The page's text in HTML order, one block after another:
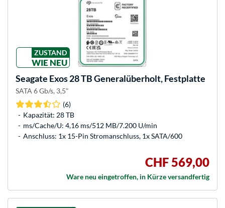
ZUSTAND
WIE NEU
Seagate Exos 28 TB Generalüberholt, Festplatte
SATA 6 Gb/s, 3,5"
(6)
Kapazität: 28 TB
ms/Cache/U: 4,16 ms/512 MB/7.200 U/min
Anschluss: 1x 15-Pin Stromanschluss, 1x SATA/600
CHF 569,00
Ware neu eingetroffen, in Kürze versandfertig